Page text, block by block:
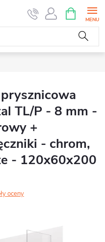
KOSZYK
TL/P - 8 mm -
+
- chrom,
- 120x60x200
oceny